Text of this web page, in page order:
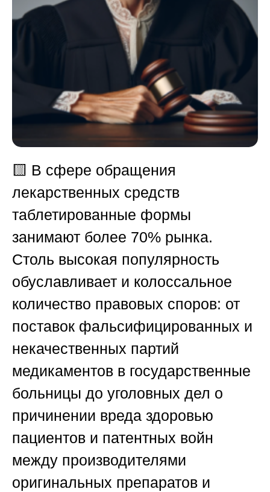
🟨 В сфере обращения
лекарственных средств
таблетированные формы
занимают более 70% рынка.
Столь высокая популярность
обуславливает и колоссальное
количество правовых споров: от
поставок фальсифицированных и
некачественных партий
медикаментов в государственные
больницы до уголовных дел о
причинении вреда здоровью
пациентов и патентных войн
между производителями
оригинальных препаратов и